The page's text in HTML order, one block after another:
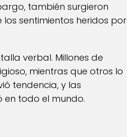
también surgieron
sentimientos heridos por
verbal. Millones de
mientras que otros lo
tendencia, y las
en todo el mundo.